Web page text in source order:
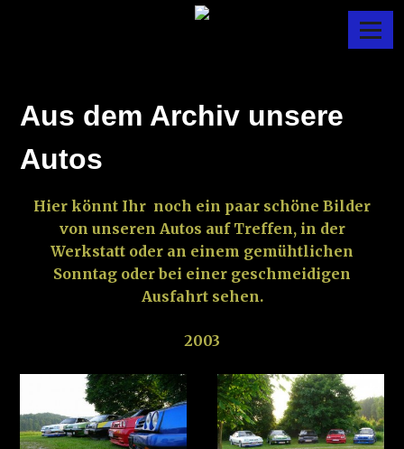
Menu
Aus dem Archiv unsere
Autos
Hier könnt Ihr noch ein paar schöne Bilder
von unseren Autos auf Treffen, in der
Werkstatt oder an einem gemühtlichen
Sonntag oder bei einer geschmeidigen
Ausfahrt sehen.
2003